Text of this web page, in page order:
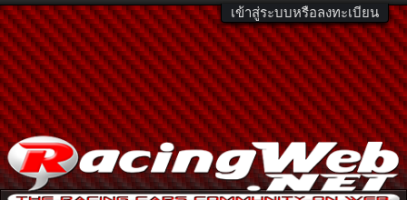
เข้าสู่ระบบหรือลงทะเบียน